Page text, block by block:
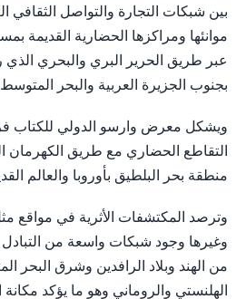
بين شبكات التجارة والتواصل الثقافي
موانئها ومراكزها الحضارية القديمة
عبر طريق الحرير البري والبحري
بجنوب الجزيرة العربية والبحر
ويشكل معرض وارسو الدولي للكتاب
التقاطع الحضاري مع طريق الكهرمان
منطقة بحر البلطيق بأوروبا والعالم
وترصد المكتشفات الأثرية في مواقع
وغيرها وجود شبكات واسعة من التبادل
من الهند وبلاد الرافدين وشرق البحر
الهلنستي والروماني وهو ما يؤكد مكانة